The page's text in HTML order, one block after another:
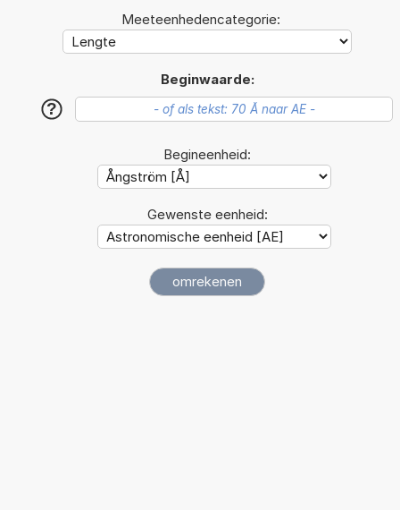
Meeteenhedencategorie:
Beginwaarde:
?
Begineenheid:
Gewenste eenheid: